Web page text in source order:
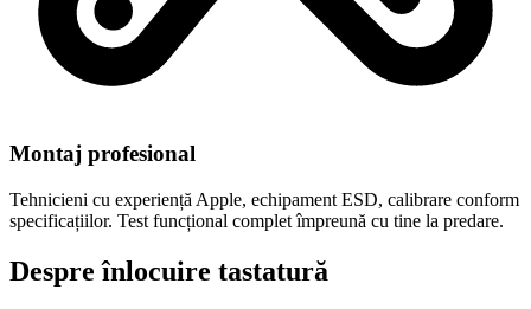
Montaj profesional
Tehnicieni cu experiență Apple, echipament ESD, calibrare conform
specificațiilor. Test funcțional complet împreună cu tine la predare.
Despre înlocuire tastatură